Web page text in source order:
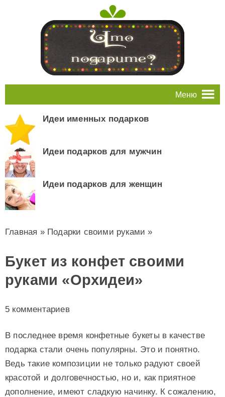
Меню
Идеи именных подарков
Идеи подарков для мужчин
Идеи подарков для женщин
Главная » Подарки своими руками »
Букет из конфет своими
руками «Орхидеи»
5 комментариев
В последнее время конфетные букеты в качестве
подарка стали очень популярны. Это и понятно.
Ведь такие композиции не только радуют своей
красотой и долговечностью, но и, как приятное
дополнение, имеют сладкую начинку. К сожалению,